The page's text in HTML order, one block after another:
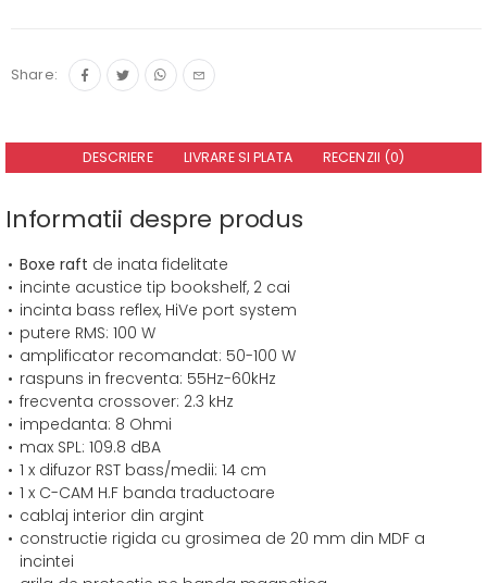
Share:
DESCRIERE LIVRARE SI PLATA RECENZII (0)
Informatii despre produs
Boxe raft de inata fidelitate
incinte acustice tip bookshelf, 2 cai
incinta bass reflex, HiVe port system
putere RMS: 100 W
amplificator recomandat: 50-100 W
raspuns in frecventa: 55Hz-60kHz
frecventa crossover: 2.3 kHz
impedanta: 8 Ohmi
max SPL: 109.8 dBA
1 x difuzor RST bass/medii: 14 cm
1 x C-CAM H.F banda traductoare
cablaj interior din argint
constructie rigida cu grosimea de 20 mm din MDF a
incintei